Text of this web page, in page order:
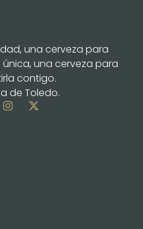
una cerveza para
una cerveza para
contigo.
de Toledo.